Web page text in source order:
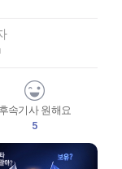
후속기사 원해요
5